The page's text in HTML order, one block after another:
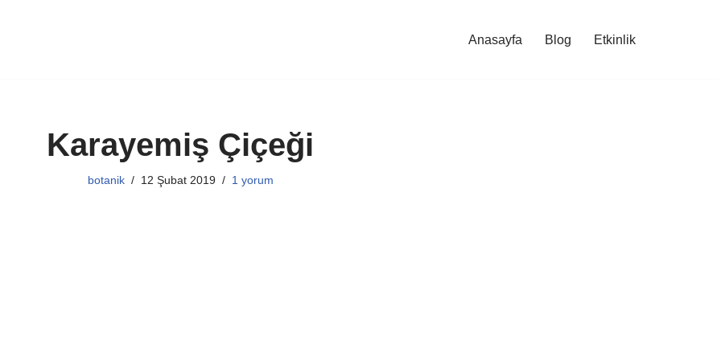
Anasayfa Blog Etkinlik
Karayemiş Çiçeği
botanik 12 Şubat 2019 1 yorum